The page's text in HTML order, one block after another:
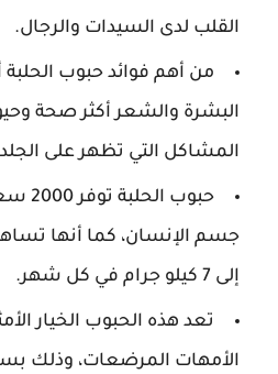
القلب لدى السيدات والرجال.
من أهم فوائد حبوب
البشرة والشعر أكثر صحة
المشاكل التي تظهر على
حبوب
إلى 7 كيلو جرام في كل شهر.
تعد هذه الحبوب الخيار
الأمهات المرضعات، وذلك